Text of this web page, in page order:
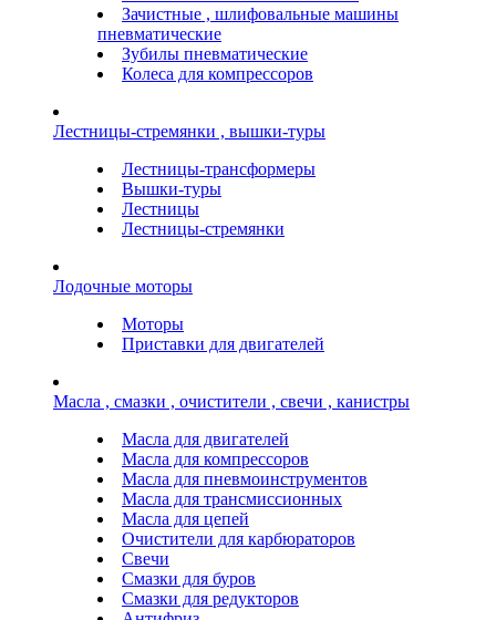
Зачистные , шлифовальные машины
пневматические
Зубилы пневматические
Колеса для компрессоров
Лестницы-стремянки , вышки-туры
Лестницы-трансформеры
Вышки-туры
Лестницы
Лестницы-стремянки
Лодочные моторы
Моторы
Приставки для двигателей
Масла , смазки , очистители , свечи , канистры
Масла для двигателей
Масла для компрессоров
Масла для пневмоинструментов
Масла для трансмиссионных
Масла для цепей
Очистители для карбюраторов
Свечи
Смазки для буров
Смазки для редукторов